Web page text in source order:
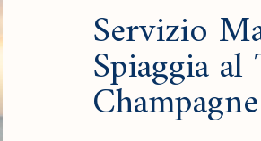
Servizio
Spiaggia
Champagne